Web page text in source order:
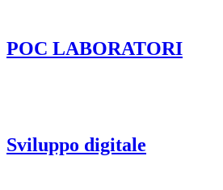
POC LABORATORI
Sviluppo digitale